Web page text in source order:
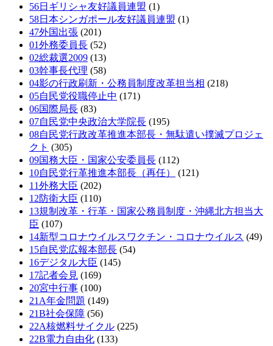
56日ギリシャ友好議員連盟 (1)
58日本シンガポール友好議員連盟 (1)
47外国出張 (201)
01外務委員長 (52)
02総裁選2009 (13)
03幹事長代理 (58)
04影の行政刷新・公務員制度改革担当相 (218)
05自民党役職停止中 (171)
06国際局長 (83)
07自民党中央政治大学院長 (195)
08自民党行政改革推進本部長・無駄遣い撲滅プロジェ
クト (305)
09国務大臣・国家公安委員長 (112)
10自民党行革推進本部長（再任）
(121)
11外務大臣 (202)
12防衛大臣 (110)
13規制改革・行革・国家公務員制度・沖縄北方担当大
臣 (107)
14新型コロナウイルスワクチン・コロナウイルス (49)
15自民党広報本部長 (54)
16デジタル大臣 (145)
17記者会見 (169)
20宮中行事 (100)
21A年金問題 (149)
21B社会保障 (56)
22A核燃料サイクル (225)
22B電力自由化 (133)